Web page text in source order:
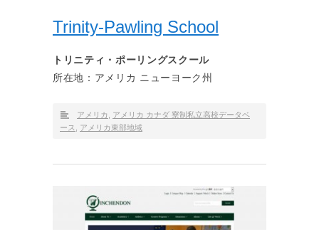
Trinity-Pawling School
トリニティ・ポーリングスクール
所在地：アメリカ ニューヨーク州
アメリカ
アメリカ カナダ 寮制私立高校データベ
ース
アメリカ東部地域